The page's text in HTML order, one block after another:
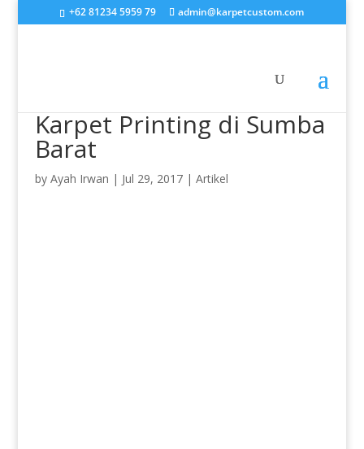
+62 81234 5959 79 admin@karpetcustom.com
Karpet Printing di Sumba
Barat
by Ayah Irwan | Jul 29, 2017| Artikel